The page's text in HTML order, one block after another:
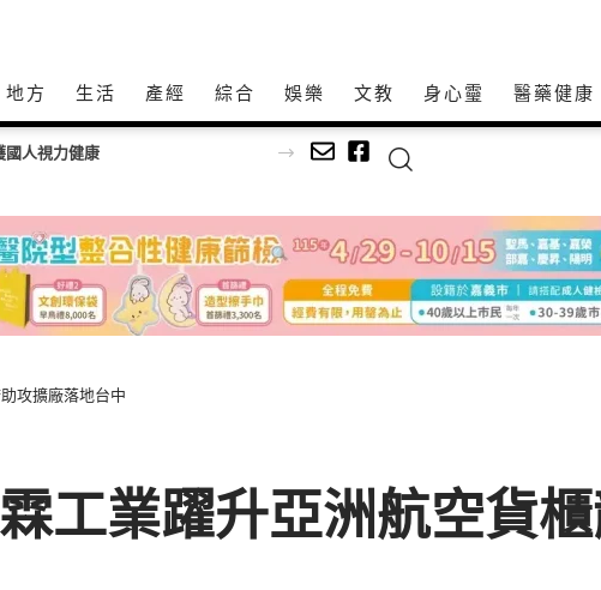
地方 生活 產經 綜合 娛樂 文教 身心𩆜 醫藥健康
人視力健康
攻擴廠落地台中
工業躍升亞洲航空貨